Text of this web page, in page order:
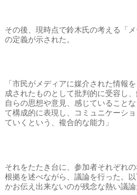
その後、現時点で鈴木氏の考える「メ
の定義が示された。
「市民がメディアに媒介された情報
成されたものとして批判的に受容し、
自らの思想や意見、感じていること
て構成的に表現し、コミュニケーシ
ていくという、複合的な能力」
それをたたき台に、参加者それぞれ
根拠を述べながら、議論を行った。
かお伝え出来ないのが残念な熱い議論